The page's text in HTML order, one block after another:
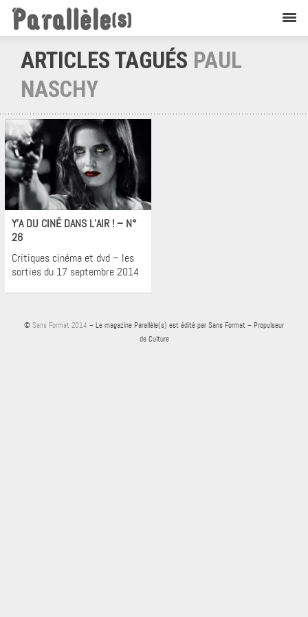
ARTICLES TAGUÉS PAUL
NASCHY
Cinéma
Y’A DU CINÉ DANS L’AIR ! – N°
26
Critiques cinéma et dvd – les
sorties du 17 septembre 2014
© Sans Format 2014 – Le magazine Parallèle(s) est édité par Sans Format – Propulseur
de Culture